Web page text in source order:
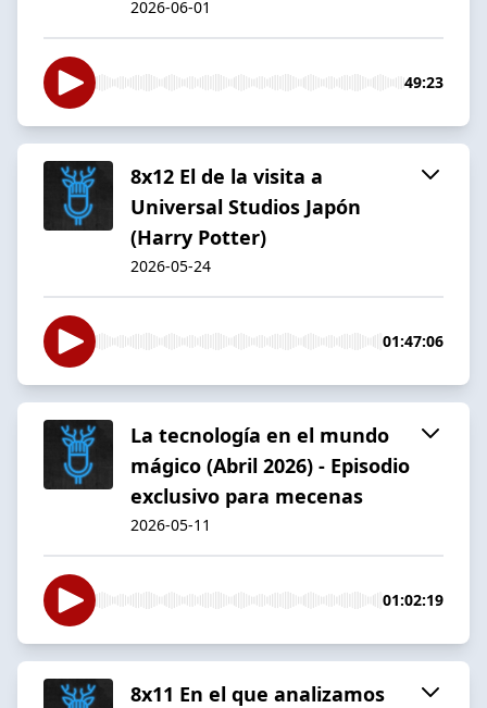
2026-06-01
49:23
8x12 El de la visita a
Universal Studios Japón
(Harry Potter)
2026-05-24
01:47:06
La tecnología en el mundo
mágico (Abril 2026) - Episodio
exclusivo para mecenas
2026-05-11
01:02:19
8x11 En el que analizamos